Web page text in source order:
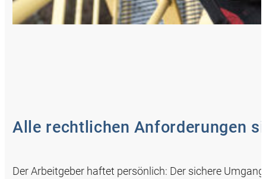
Alle rechtlichen Anforderungen
Der Arbeitgeber haftet persönlich: Der sichere